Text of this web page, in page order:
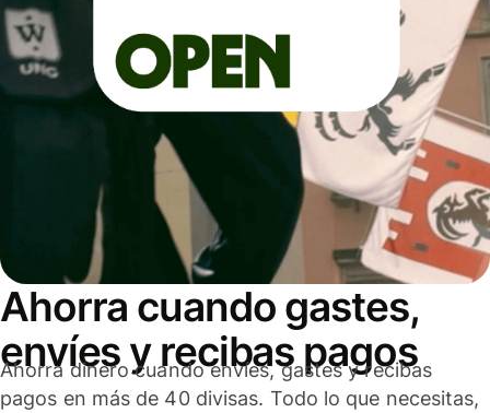
Ahorra cuando gastes,
envíes y recibas pagos
Ahorra dinero cuando envíes, gastes y recibas
pagos en más de 40 divisas. Todo lo que necesitas,